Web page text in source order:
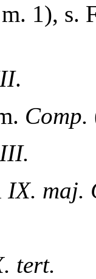
1), s.
.
Comp.
III.
IX. maj.
tert.